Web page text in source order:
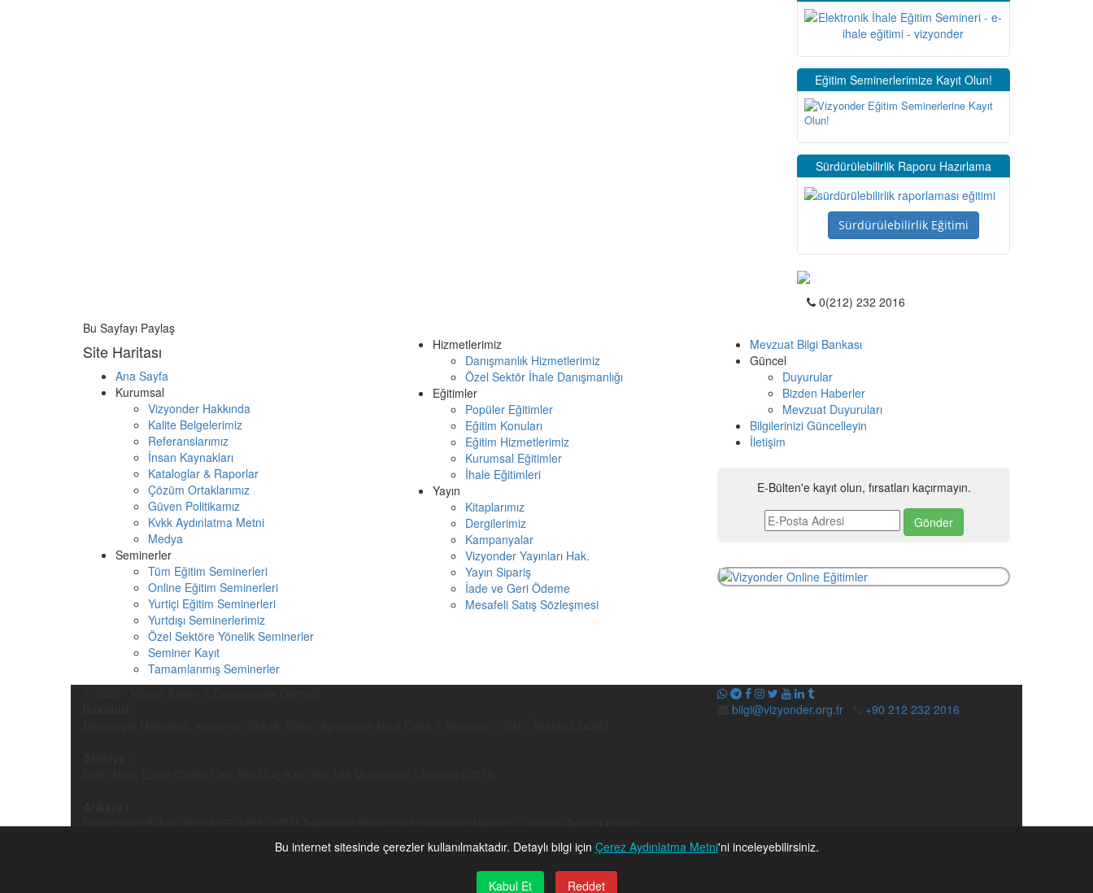
Eğitim Seminerlerimize Kayıt Olun!
Sürdürülebilirlik Raporu Hazırlama
Sürdürülebilirlik Eğitimi
0(212) 232 2016
Bu Sayfayı Paylaş
Site Haritası
Ana Sayfa
Kurumsal
Vizyonder Hakkında
Kalite Belgelerimiz
Referanslarımız
İnsan Kaynakları
Kataloglar & Raporlar
Çözüm Ortaklarımız
Güven Politikamız
Kvkk Aydınlatma Metni
Medya
Seminerler
Tüm Eğitim Seminerleri
Online Eğitim Seminerleri
Yurtiçi Eğitim Seminerleri
Yurtdışı Seminerlerimiz
Özel Sektöre Yönelik Seminerler
Seminer Kayıt
Tamamlanmış Seminerler
Hizmetlerimiz
Danışmanlık Hizmetlerimiz
Özel Sektör İhale Danışmanlığı
Eğitimler
Popüler Eğitimler
Eğitim Konuları
Eğitim Hizmetlerimiz
Kurumsal Eğitimler
İhale Eğitimleri
Yayın
Kitaplarımız
Dergilerimiz
Kampanyalar
Vizyonder Yayınları Hak.
Yayın Sipariş
İade ve Geri Ödeme
Mesafeli Satış Sözleşmesi
Mevzuat Bilgi Bankası
Güncel
Duyurular
Bizden Haberler
Mevzuat Duyuruları
Bilgilerinizi Güncelleyin
İletişim
E-Bülten'e kayıt olun, fırsatları kaçırmayın.
+90 242 338 2016
bilgi@vizyonder.org.tr +90 212 232 2016
Bu internet sitesinde çerezler kullanılmaktadır. Detaylı bilgi için Çerez Aydınlatma Metni'ni inceleyebilirsiniz.
Kabul Et Reddet